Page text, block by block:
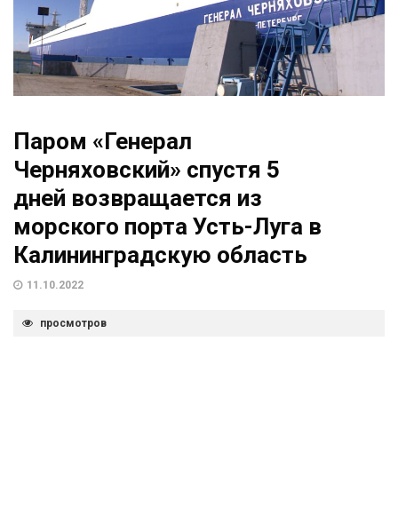
Паром «Генерал
Черняховский» спустя 5
дней возвращается из
морского порта Усть-Луга в
Калининградскую область
11.10.2022
просмотров